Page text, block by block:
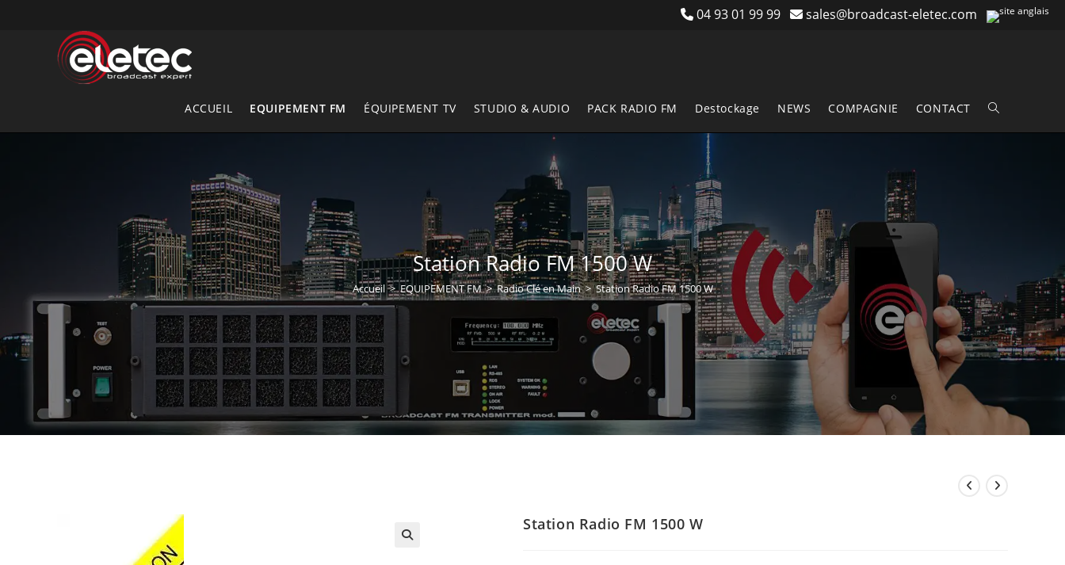
04 93 01 99 99 sales@broadcast-eletec.com
ACCUEIL EQUIPEMENT FM ÉQUIPEMENT TV STUDIO & AUDIO PACK RADIO FM Destockage NEWS COMPAGNIE CONTACT Toggle
Station Radio FM 1500 W
Accueil > EQUIPEMENT FM > Radio Clé en Main > Station Radio FM 1500 W
Station Radio FM 1500 W